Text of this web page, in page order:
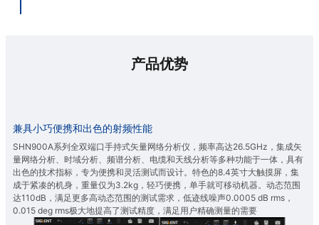
产品优势
兼具小巧便携和出色的射频性能
SHN900A系列全双端口手持式矢量网络分析仪，频率高达26.5GHz，集成矢
量网络分析、时域分析、频谱分析、电缆和天线分析等多种功能于一体，具有
出色的技术指标，专为便携和灵活测试而设计。特色的8.4英寸大触摸屏，集
成于紧凑的机身，重量仅为3.2kg，轻巧便携，单手就可移动机器。动态范围
达110dB，满足更多高动态范围的测试需求，低迹线噪声0.0005 dB rms，
0.015 deg rms极大地提高了测试精度，满足用户精确测量的需要